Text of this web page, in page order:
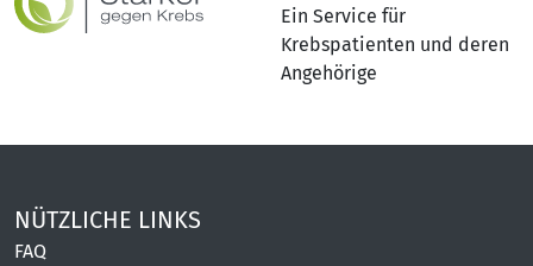
Ein Service für
Krebspatienten und deren
Angehörige
NÜTZLICHE LINKS
FAQ